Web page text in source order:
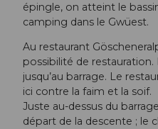
épingle, on atteint le
camping dans le Gwüest.
Au restaurant
possibilité de
jusqu’au barrage. Le
ici contre la faim et la soif.
Juste au-dessus du
départ de la descente ; le